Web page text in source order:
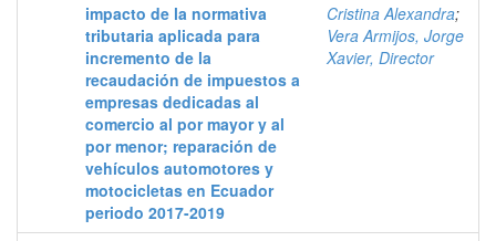
impacto de la normativa
tributaria aplicada para
incremento de la
recaudación de impuestos a
empresas dedicadas al
comercio al por mayor y al
por menor; reparación de
vehículos automotores y
motocicletas en Ecuador
periodo 2017-2019
Cristina Alexandra;
Vera Armijos, Jorge
Xavier, Director